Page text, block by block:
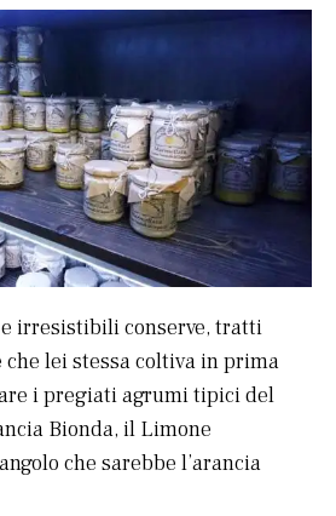
irresistibili conserve, tratti
lei stessa coltiva in prima
i pregiati agrumi tipici del
Bionda, il Limone
che sarebbe l’arancia